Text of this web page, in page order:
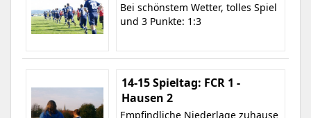
Bei schönstem Wetter, tolles Spiel
und 3 Punkte: 1:3
14-15 Spieltag: FCR 1 -
Hausen 2
Empfindliche Niederlage zuhause